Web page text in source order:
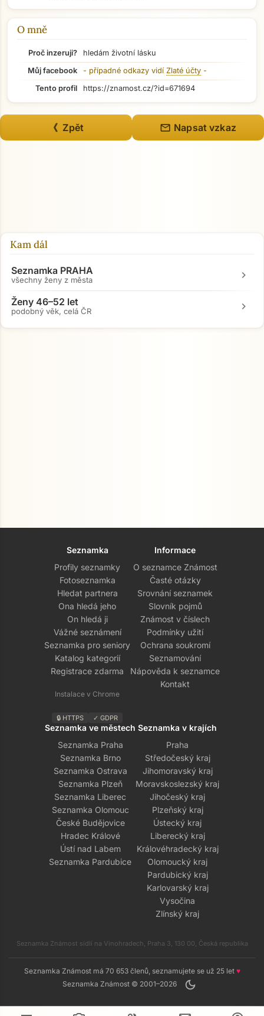
O mně
Proč inzeruji?
hledám životní lásku
Můj facebook
- případné odkazy vidí Zlaté účty -
Tento profil
https://znamost.cz/?id=671694
《 Zpět mail Napsat vzkaz
Kam dál
Seznamka PRAHA
všechny ženy z města chevron_right
Ženy 46–52 let
podobný věk, celá ČR chevron_right
Seznamka
Profily seznamky
Fotoseznamka
Hledat partnera
Ona hledá jeho
On hledá ji
Vážné seznámení
Seznamka pro seniory
Katalog kategorií
Registrace zdarma
Instalace v Chrome
🔒 HTTPS ✓ GDPR
Informace
O seznamce Známost
Časté otázky
Srovnání seznamek
Slovník pojmů
Známost v číslech
Podmínky užití
Ochrana soukromí
Seznamování
Nápověda k seznamce
Kontakt
Seznamka ve městech
Seznamka Praha
Seznamka Brno
Seznamka Ostrava
Seznamka Plzeň
Seznamka Liberec
Seznamka Olomouc
České Budějovice
Hradec Králové
Ústí nad Labem
Seznamka Pardubice
Seznamka v krajích
Praha
Středočeský kraj
Jihomoravský kraj
Moravskoslezský kraj
Jihočeský kraj
Plzeňský kraj
Ústecký kraj
Liberecký kraj
Královéhradecký kraj
Olomoucký kraj
Pardubický kraj
Karlovarský kraj
Vysočina
Zlínský kraj
Seznamka Známost sídlí na Vinohradech, Praha 3, 130 00, Česká republika
Seznamka Známost má 70 653 členů, seznamujete se už 25 let ♥
Seznamka Známost © 2001–2026
dark_mode